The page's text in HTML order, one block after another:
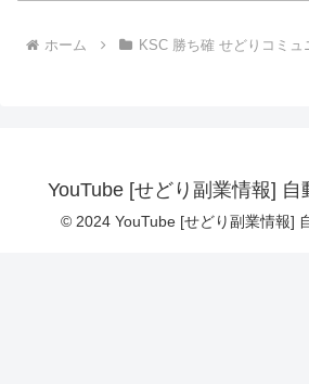
ホーム KSC 勝ち確 せどりコミュ
YouTube [せどり副業情報] 自
© 2024 YouTube [せどり副業情報]